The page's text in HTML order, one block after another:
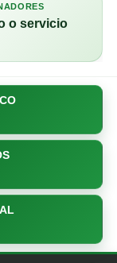
o servicio